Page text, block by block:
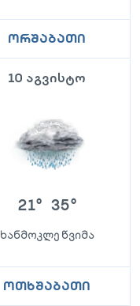
ორშაბათი
10 აგვისტო
21° 35°
ხანმოკლე წვიმა
ოთხშაბათი